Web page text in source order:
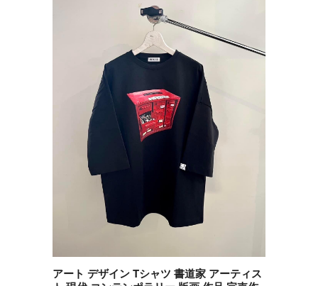
アート デザイン Tシャツ 書道家 アーティス